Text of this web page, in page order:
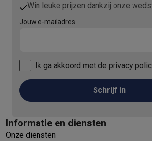
Win leuke prijzen dankzij onze
Jouw e-mailadres
Ik ga akkoord met de privacy
Schrijf in
Informatie en diensten
Onze diensten